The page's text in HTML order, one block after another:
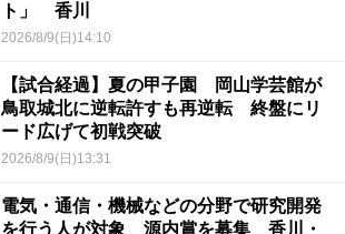
ト」 香川
2026/8/9(日)14:10
【試合経過】夏の甲子園 岡山学芸館が
鳥取城北に逆転許すも再逆転 終盤にリ
ード広げて初戦突破
2026/8/9(日)13:31
電気・通信・機械などの分野で研究開発
を行う人が対象 源内賞を募集 香川・